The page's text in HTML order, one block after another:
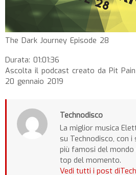
The Dark Journey Episode 28
Durata: 01:01:36
Ascolta il podcast creato da Pit
20 gennaio 2019
Technodisco
La miglior musica
su Technodisco, con
più famosi del
top del momento.
Vedi tutti i post